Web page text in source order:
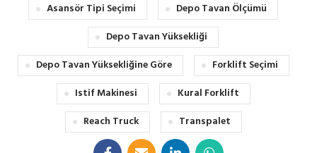
Asansör Tipi Seçimi
Depo Tavan Ölçümü
Depo Tavan Yüksekliği
Depo Tavan Yüksekliğine Göre
Forklift Seçimi
Istif Makinesi
Kural Forklift
Reach Truck
Transpalet